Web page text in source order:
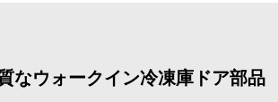
なウォークイン冷凍庫ドア部品